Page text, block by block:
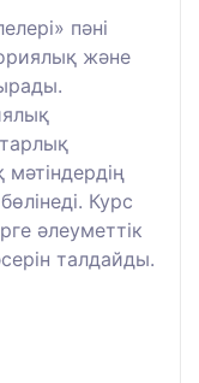
пәні
және
Курс
әлеуметтік
талдайды.